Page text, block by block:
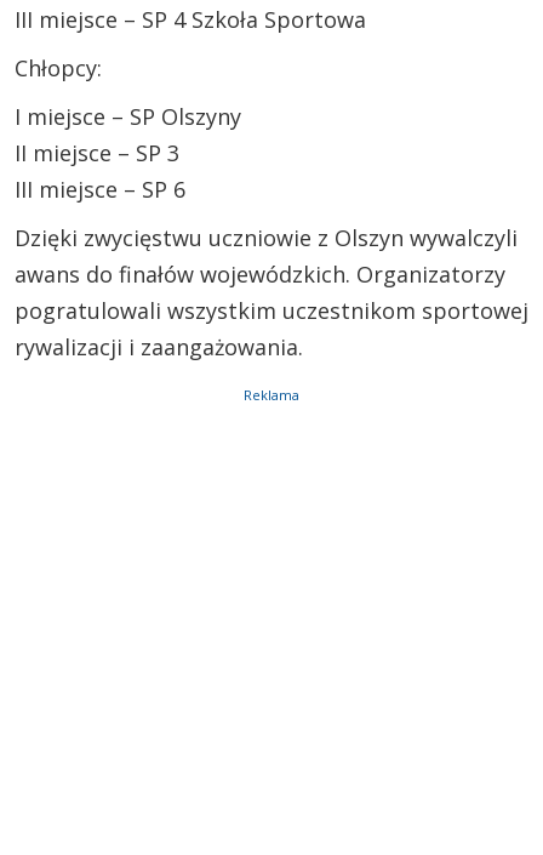
III miejsce – SP 4 Szkoła Sportowa
Chłopcy:
I miejsce – SP Olszyny
II miejsce – SP 3
III miejsce – SP 6
Dzięki zwycięstwu uczniowie z Olszyn wywalczyli
awans do finałów wojewódzkich. Organizatorzy
pogratulowali wszystkim uczestnikom sportowej
rywalizacji i zaangażowania.
Reklama